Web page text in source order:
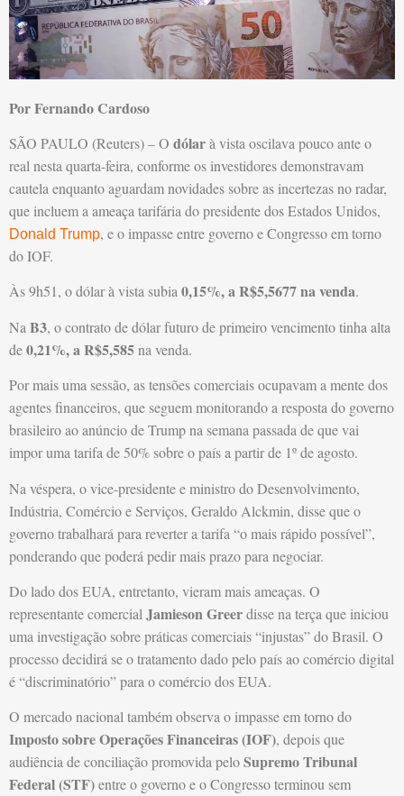
Por Fernando Cardoso
SÃO PAULO (Reuters) – O dólarà vista oscilava pouco ante o
real nesta quarta-feira, conforme os investidores demonstravam
cautela enquanto aguardam novidades sobre as incertezas no radar,
que incluem a ameaça tarifária do presidente dos Estados Unidos,
Donald Trump, e o impasse entre governo e Congresso em torno
do IOF.
Às 9h51, o dólar à vista subia0,15%, a R$5,5677 na venda.
Na B3, o contrato de dólar futuro de primeiro vencimento tinha alta
de0,21%, a R$5,585na venda.
Por mais uma sessão, as tensões comerciais ocupavam a mente dos
agentes financeiros, que seguem monitorando a resposta do governo
brasileiro ao anúncio de Trump na semana passada de que vai
impor uma tarifa de 50% sobre o país a partir de 1º de agosto.
Na véspera, o vice-presidente e ministro do Desenvolvimento,
Indústria, Comércio e Serviços, Geraldo Alckmin, disse que o
governo trabalhará para reverter a tarifa “o mais rápido possível”,
ponderando que poderá pedir mais prazo para negociar.
Do lado dos EUA, entretanto, vieram mais ameaças. O
representante comercial Jamieson Greerdisse na terça que iniciou
uma investigação sobre práticas comerciais “injustas” do Brasil. O
processo decidirá se o tratamento dado pelo país ao comércio digital
é “discriminatório” para o comércio dos EUA.
O mercado nacional também observa o impasse em torno do
Imposto sobre Operações Financeiras (IOF), depois que
audiência de conciliação promovida peloSupremo Tribunal
Federal (STF)entre o governo e o Congresso terminou sem